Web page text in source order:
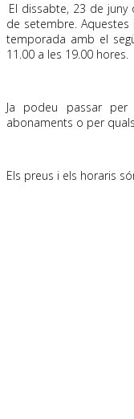
El dissabte, 23 de
de setembre. Aquestes
temporada amb el
11.00 a les 19.00 hores.
Ja podeu passar
abonaments o per
Els preus i els horaris